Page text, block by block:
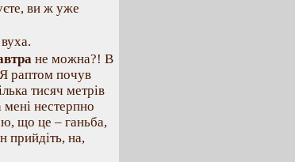
ви ж уже
не можна?! В
раптом почув
тисяч метрів
нестерпно
що це – ганьба,
прийдіть, на,